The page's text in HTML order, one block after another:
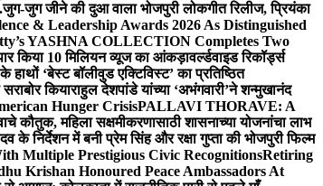
जुग-जुग जीने की दुआ वाला भोजपुरी लोकगीत रिलीज, प्रियंका
& Leadership Awards 2026 As Distinguished
YASHNA COLLECTION Completes Two
किया 10 मिलियन व्यूज का आंकड़ावर्ल्डवाइड रिकॉर्ड्स
‘बेस्ट बॉलीवुड एक्टिविस्ट’ का प्रतिष्ठित
कियाराहुल देशपांडे यांच्या ‘अभंगवारी’ने शन्मुखानंद
Hunger CrisisPALLAVI THORAVE: A
कौतुक, महिला सक्षमीकरणासाठी शासनाच्या योजनांचा लाभ
के निर्देशन में बनी प्रेम सिंह और रक्षा गुप्ता की भोजपुरी फिल्म
Multiple Prestigious Civic RecognitionsRetiring
Krishan Honoured Peace Ambassadors At